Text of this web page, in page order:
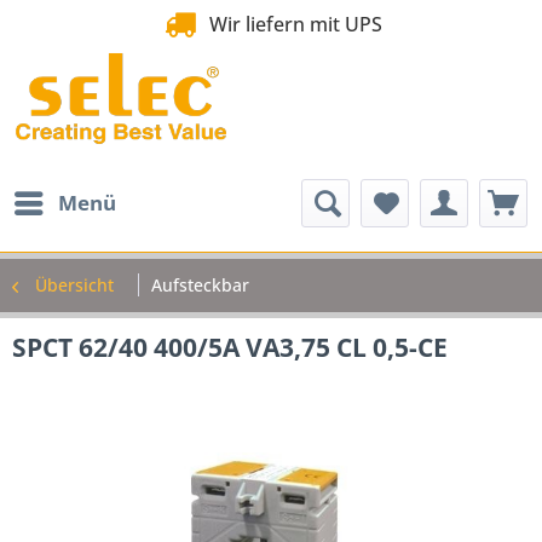
Wir liefern mit UPS
Menü
Übersicht Aufsteckbar
SPCT 62/40 400/5A VA3,75 CL 0,5-CE